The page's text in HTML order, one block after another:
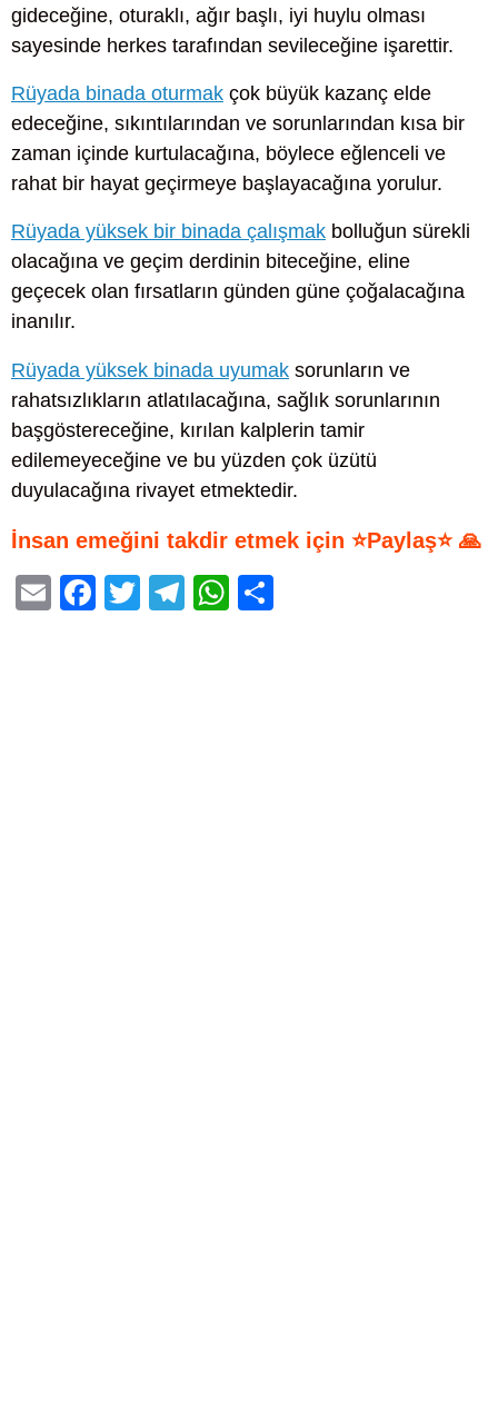
gideceğine, oturaklı, ağır başlı, iyi huylu olması
sayesinde herkes tarafından sevileceğine işarettir.
Rüyada binada oturmak çok büyük kazanç elde
edeceğine, sıkıntılarından ve sorunlarından kısa bir
zaman içinde kurtulacağına, böylece eğlenceli ve
rahat bir hayat geçirmeye başlayacağına yorulur.
Rüyada yüksek bir binada çalışmak bolluğun sürekli
olacağına ve geçim derdinin biteceğine, eline
geçecek olan fırsatların günden güne çoğalacağına
inanılır.
Rüyada yüksek binada uyumak sorunların ve
rahatsızlıkların atlatılacağına, sağlık sorunlarının
başgöstereceğine, kırılan kalplerin tamir
edilemeyeceğine ve bu yüzden çok üzütü
duyulacağına rivayet etmektedir.
İnsan emeğini takdir etmek için ⭐Paylaş⭐ 🙏
E
F
T
T
W